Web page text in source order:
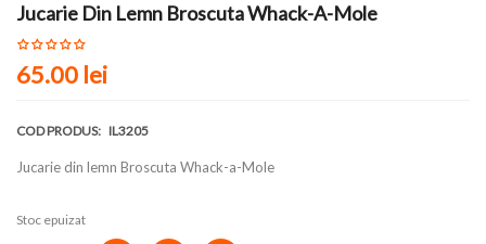
Jucarie Din Lemn Broscuta Whack-A-Mole
65.00 lei
COD PRODUS: IL3205
Jucarie din lemn Broscuta Whack-a-Mole
Stoc epuizat